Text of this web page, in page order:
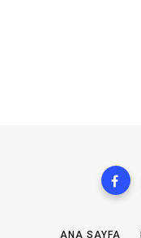
ANA SAYFA